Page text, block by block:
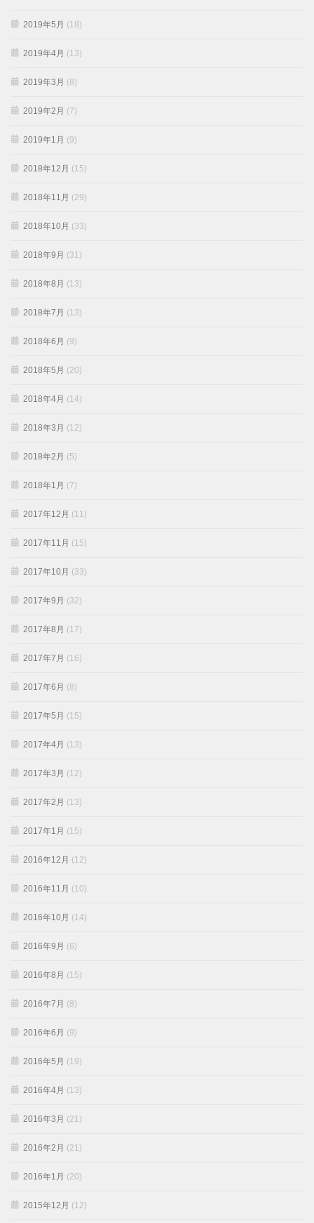
2019年5月 (18)
2019年4月 (13)
2019年3月 (8)
2019年2月 (7)
2019年1月 (9)
2018年12月 (15)
2018年11月 (29)
2018年10月 (33)
2018年9月 (31)
2018年8月 (13)
2018年7月 (13)
2018年6月 (9)
2018年5月 (20)
2018年4月 (14)
2018年3月 (12)
2018年2月 (5)
2018年1月 (7)
2017年12月 (11)
2017年11月 (15)
2017年10月 (33)
2017年9月 (32)
2017年8月 (17)
2017年7月 (16)
2017年6月 (8)
2017年5月 (15)
2017年4月 (13)
2017年3月 (12)
2017年2月 (13)
2017年1月 (15)
2016年12月 (12)
2016年11月 (10)
2016年10月 (14)
2016年9月 (6)
2016年8月 (15)
2016年7月 (8)
2016年6月 (9)
2016年5月 (19)
2016年4月 (13)
2016年3月 (21)
2016年2月 (21)
2016年1月 (20)
2015年12月 (12)